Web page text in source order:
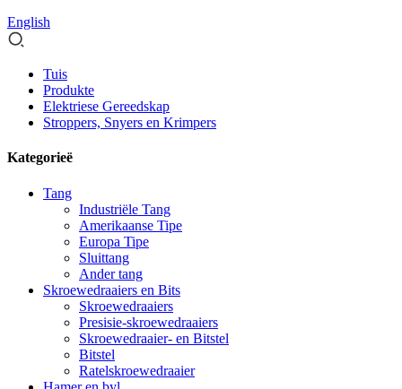
English
Tuis
Produkte
Elektriese Gereedskap
Stroppers, Snyers en Krimpers
Kategorieë
Tang
Industriële Tang
Amerikaanse Tipe
Europa Tipe
Sluittang
Ander tang
Skroewedraaiers en Bits
Skroewedraaiers
Presisie-skroewedraaiers
Skroewedraaier- en Bitstel
Bitstel
Ratelskroewedraaier